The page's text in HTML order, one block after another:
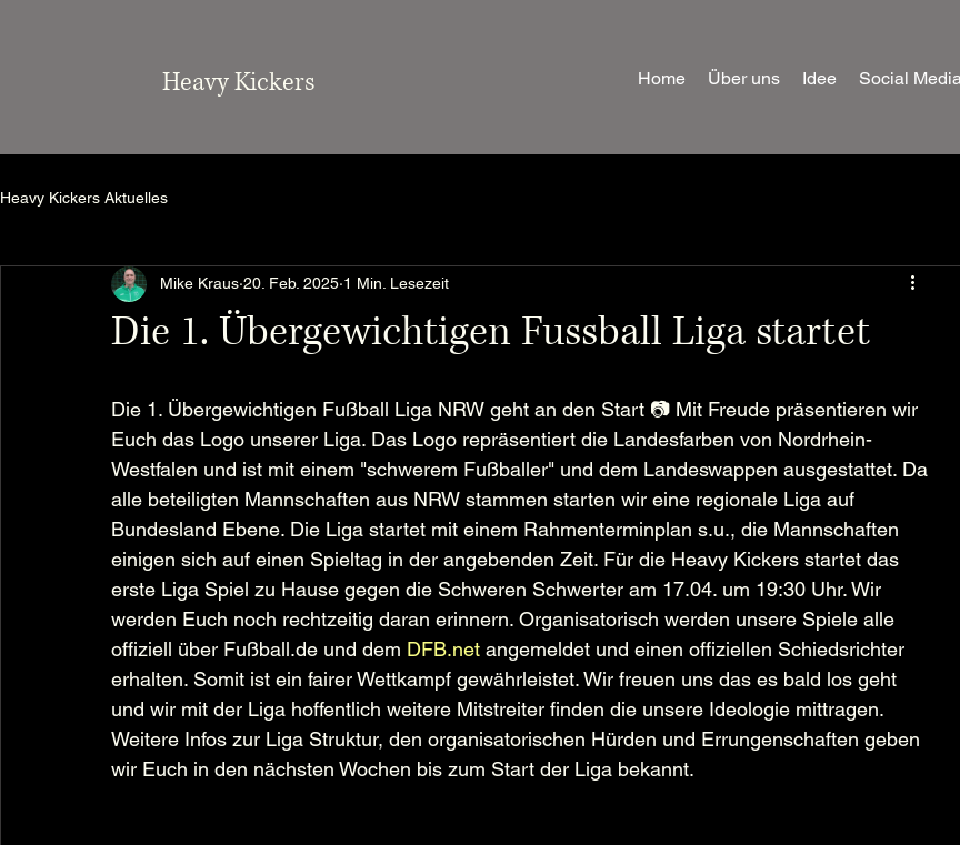
Heavy Kickers Home Über uns Idee Social
Heavy Kickers Aktuelles
Die 1. Übergewichtigen Fussball Liga startet
Mike Kraus 20. Feb. 2025 1 Min. Lesezeit
Die 1. Übergewichtigen Fußball Liga NRW geht an den Start 📷 Mit Freude präsentieren wir
Euch das Logo unserer Liga. Das Logo repräsentiert die Landesfarben von Nordrhein-
Westfalen und ist mit einem "schwerem Fußballer" und dem Landeswappen ausgestattet. Da
alle beteiligten Mannschaften aus NRW stammen starten wir eine regionale Liga auf
Bundesland Ebene. Die Liga startet mit einem Rahmenterminplan s.u., die Mannschaften
einigen sich auf einen Spieltag in der angebenden Zeit. Für die Heavy Kickers startet das
erste Liga Spiel zu Hause gegen die Schweren Schwerter am 17.04. um 19:30 Uhr. Wir
werden Euch noch rechtzeitig daran erinnern. Organisatorisch werden unsere Spiele alle
offiziell über Fußball.de und dem DFB.net angemeldet und einen offiziellen Schiedsrichter
erhalten. Somit ist ein fairer Wettkampf gewährleistet. Wir freuen uns das es bald los geht
und wir mit der Liga hoffentlich weitere Mitstreiter finden die unsere Ideologie mittragen.
Weitere Infos zur Liga Struktur, den organisatorischen Hürden und Errungenschaften geben
wir Euch in den nächsten Wochen bis zum Start der Liga bekannt.